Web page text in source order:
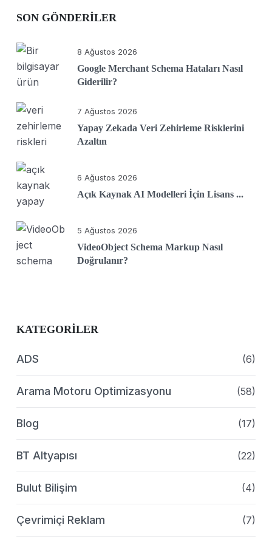
SON GÖNDERILER
8 Ağustos 2026
Google Merchant Schema Hataları Nasıl
Giderilir?
7 Ağustos 2026
Yapay Zekada Veri Zehirleme Risklerini
Azaltın
6 Ağustos 2026
Açık Kaynak AI Modelleri İçin Lisans ...
5 Ağustos 2026
VideoObject Schema Markup Nasıl
Doğrulanır?
KATEGORILER
ADS (6)
Arama Motoru Optimizasyonu (58)
Blog (17)
BT Altyapısı (22)
Bulut Bilişim (4)
Çevrimiçi Reklam (7)